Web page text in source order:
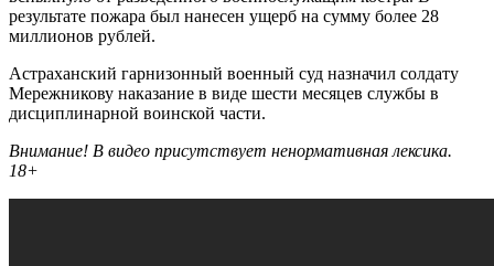
результате пожара был нанесен ущерб на сумму более 28
миллионов рублей.
Астраханский гарнизонный военный суд назначил солдату
Мережникову наказание в виде шести месяцев службы в
дисциплинарной воинской части.
Внимание! В видео присутствует ненормативная лексика.
18+